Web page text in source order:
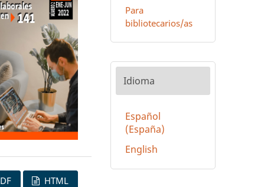
HTML
Para
bibliotecarios/as
Idioma
Español
(España)
English